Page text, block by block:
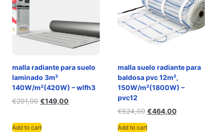
malla radiante para suelo
laminado 3m²
140W/m²(420W) – wlfh3
€201,00 €149,00
Add to cart
malla suelo radiante para
baldosa pvc 12m²,
150W/m²(1800W) –
pvc12
€624,00 €464,00
Add to cart